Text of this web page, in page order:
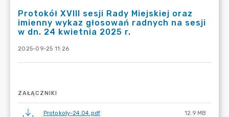
Protokół XVIII sesji Rady Miejskiej oraz
imienny wykaz głosowań radnych na sesji
w dn. 24 kwietnia 2025 r.
2025-09-25 11:26
ZAŁĄCZNIKI
Protokoły-24.04.pdf 12.9 MB